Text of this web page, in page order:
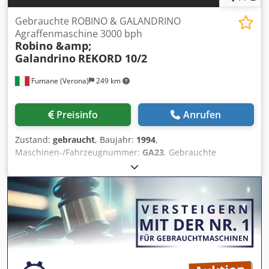
Fumane (Verona) 249 km
Gebrauchte ROBINO & GALANDRINO
Agraffenmaschine 3000 bph
Robino &amp;
Galandrino REKORD 10/2
Preisinfo Anrufen
Zustand: gebraucht, Baujahr: 1994,
Maschinen-/Fahrzeugnummer: GA23, Gebrauchte
Drahtbügelmaschine ROBINO & GALANDRINO 6000
BPHTechnische Spezifikationen & LeistungsdatenDiese
automatische Drahtbügelmaschine ist für die zuverlässige
Aufbringung des Drahtkäfigs auf Flaschen ausgelegt und
gewährleistet gleichmäßiges Anziehen und exakte
Ausrichtung bei Geschwindigkeiten, die für mittelgroße
Getränkeproduktionen geeignet sind. Hergestellt von
10/2 ein rotierendes Handlingsystem mit einem